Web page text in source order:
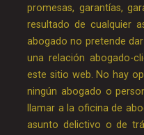
promesas, garantías,
resultado de cualquier
abogado no pretende
una relación abogado-
este sitio web. No hay
ningún abogado o
llamar a la oficina de
asunto delictivo o de